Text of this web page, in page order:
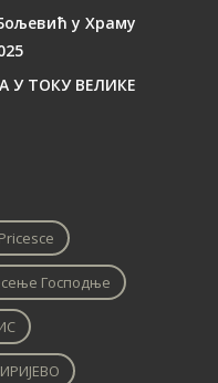
у Храму
У ТОКУ ВЕЛИКЕ
Pricesce
Господње